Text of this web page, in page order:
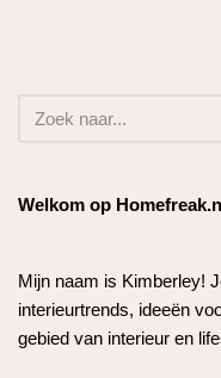
Welkom op
Mijn naam is Kimberley!
interieurtrends, ideeën
gebied van interieur en